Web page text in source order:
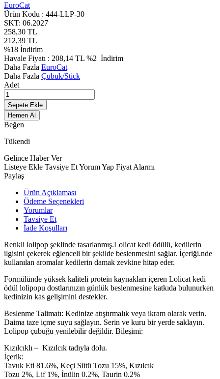
EuroCat
Ürün Kodu : 444-LLP-30
SKT: 06.2027
258,30 TL
212,39 TL
%18 İndirim
Havale Fiyatı : 208,14 TL %2 İndirim
Daha Fazla EuroCat
Daha Fazla Çubuk/Stick
Adet
Sepete Ekle
Hemen Al
Beğen
Tükendi
Gelince Haber Ver
Listeye Ekle Tavsiye EtYorum Yap Fiyat Alarmı
Paylaş
Ürün Açıklaması
Ödeme Seçenekleri
Yorumlar
Tavsiye Et
İade Koşulları
Renkli lolipop şeklinde tasarlanmış.Lolicat kedi ödülü, kedilerin
ilgisini çekerek eğlenceli bir şekilde beslenmesini sağlar. İçeriği.nde
kullanılan aromalar kedilerin damak zevkine hitap eder.
Formülünde yüksek kaliteli protein kaynakları içeren Lolicat kedi
ödül lolipopu dostlarınızın günlük beslenmesine katkıda bulunurken
kedinizin kas gelişimini destekler.
Beslenme Talimatı: Kedinize atıştırmalık veya ikram olarak verin.
Daima taze içme suyu sağlayın. Serin ve kuru bir yerde saklayın.
Lolipop çubuğu yenilebilir değildir. Bileşimi:
Kızılcıklı – Kızılcık tadıyla dolu.
İçerik:
Tavuk Eti 81.6%, Keçi Sütü Tozu 15%, Kızılcık
Tozu 2%, Lif 1%, İnülin 0.2%, Taurin 0.2%